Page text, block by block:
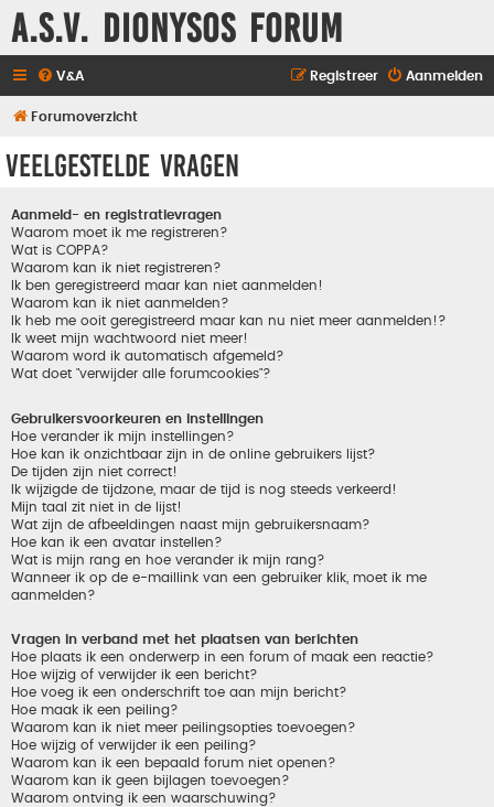
A.S.V. Dionysos Forum
V&A Aanmelden
Registreer
Forumoverzicht
Veelgestelde vragen
Aanmeld- en registratievragen
Waarom moet ik me registreren?
Wat is COPPA?
Waarom kan ik niet registreren?
Ik ben geregistreerd maar kan niet aanmelden!
Waarom kan ik niet aanmelden?
Ik heb me ooit geregistreerd maar kan nu niet meer aanmelden!?
Ik weet mijn wachtwoord niet meer!
Waarom word ik automatisch afgemeld?
Wat doet "verwijder alle forumcookies"?
Gebruikersvoorkeuren en instellingen
Hoe verander ik mijn instellingen?
Hoe kan ik onzichtbaar zijn in de online gebruikers lijst?
De tijden zijn niet correct!
Ik wijzigde de tijdzone, maar de tijd is nog steeds verkeerd!
Mijn taal zit niet in de lijst!
Wat zijn de afbeeldingen naast mijn gebruikersnaam?
Hoe kan ik een avatar instellen?
Wat is mijn rang en hoe verander ik mijn rang?
Wanneer ik op de e-maillink van een gebruiker klik, moet ik me
aanmelden?
Vragen in verband met het plaatsen van berichten
Hoe plaats ik een onderwerp in een forum of maak een reactie?
Hoe wijzig of verwijder ik een bericht?
Hoe voeg ik een onderschrift toe aan mijn bericht?
Hoe maak ik een peiling?
Waarom kan ik niet meer peilingsopties toevoegen?
Hoe wijzig of verwijder ik een peiling?
Waarom kan ik een bepaald forum niet openen?
Waarom kan ik geen bijlagen toevoegen?
Waarom ontving ik een waarschuwing?